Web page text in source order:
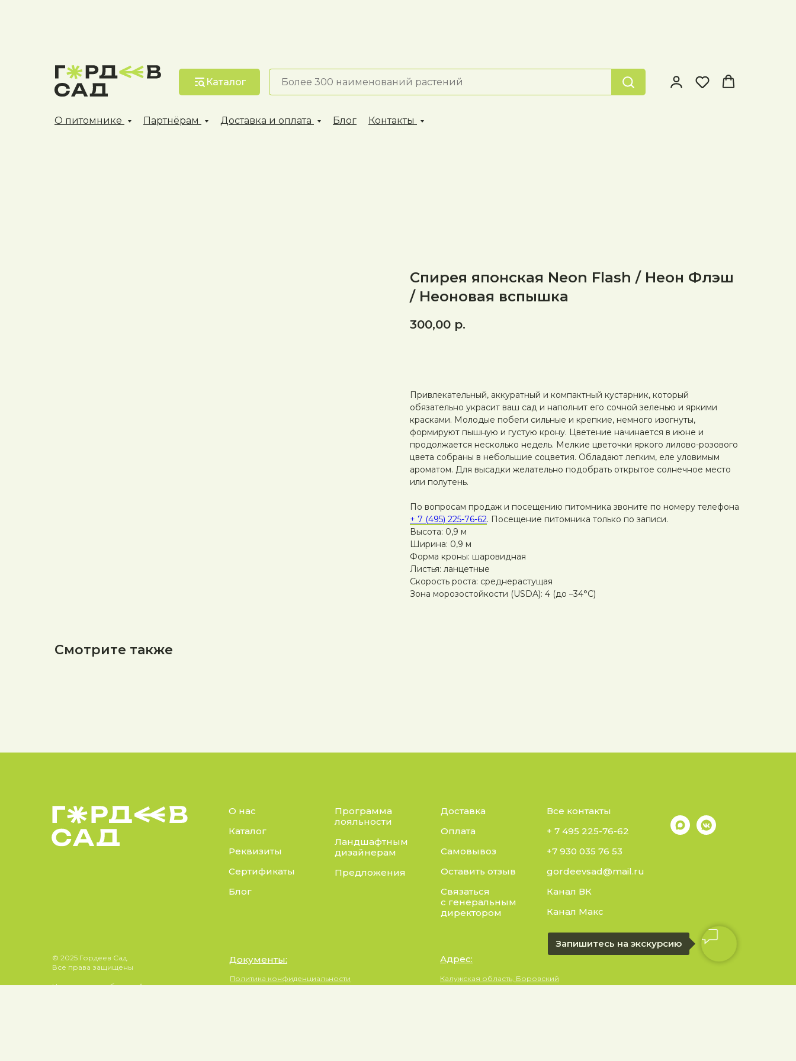
Запишитесь на экскурсию
Каталог
О питомнике Партнёрам Доставка и оплата Блог Контакты
Спирея японская Neon Flash / Неон Флэш
/ Неоновая вспышка
300,00 р.
Привлекательный, аккуратный и компактный кустарник, который
обязательно украсит ваш сад и наполнит его сочной зеленью и яркими
красками. Молодые побеги сильные и крепкие, немного изогнуты,
формируют пышную и густую крону. Цветение начинается в июне и
продолжается несколько недель. Мелкие цветочки яркого лилово-розового
цвета собраны в небольшие соцветия. Обладают легким, еле уловимым
ароматом. Для высадки желательно подобрать открытое солнечное место
или полутень.
По вопросам продаж и посещению питомника звоните по номеру телефона
+ 7 (495) 225-76-62. Посещение питомника только по записи.
Высота: 0,9 м
Ширина: 0,9 м
Форма кроны: шаровидная
Листья: ланцетные
Скорость роста: среднерастущая
Зона морозостойкости (USDA): 4 (до –34°C)
Смотрите также
О нас
Каталог
Реквизиты
Сертификаты
Блог
Программа
лояльности
Ландшафтным
дизайнерам
Предложения
Доставка
Оплата
Самовывоз
Оставить отзыв
Связаться
с генеральным
директором
Все контакты
+ 7 495 225-76-62
+7 930 035 76 53
gordeevsad@mail.ru
Канал ВК
Канал Макс
© 2025 Гордеев Сад.
Все права защищены
Не является публичной
Документы: Адрес:
Калужская область, Боровский
Политика конфиденциальности